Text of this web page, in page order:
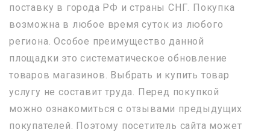
поставку в города РФ и страны СНГ. Покупка
возможна в любое время суток из любого
региона. Особое преимущество данной
площадки это систематическое обновление
товаров магазинов. Выбрать и купить товар
услугу не составит труда. Перед покупкой
можно ознакомиться с отзывами предыдущих
покупателей. Поэтому посетитель сайта может